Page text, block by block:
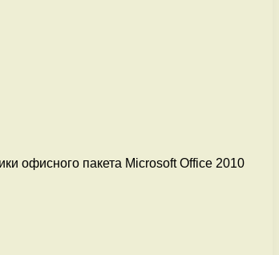
офисного пакета Microsoft Office 2010